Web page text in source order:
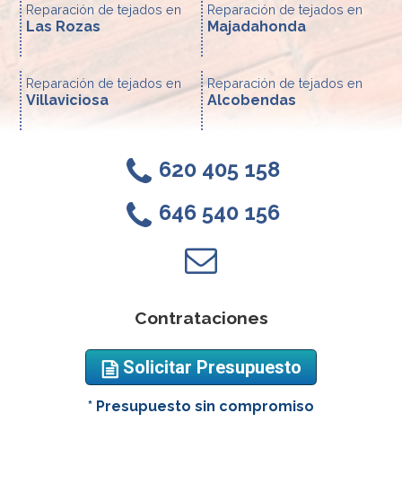
Reparación de tejados en
Las Rozas
Reparación de tejados en
Majadahonda
Reparación de tejados en
Villaviciosa
Reparación de tejados en
Alcobendas
0 620 405 158
0 646 540 156
l
Contrataciones
o Solicitar Presupuesto
* Presupuesto sin compromiso